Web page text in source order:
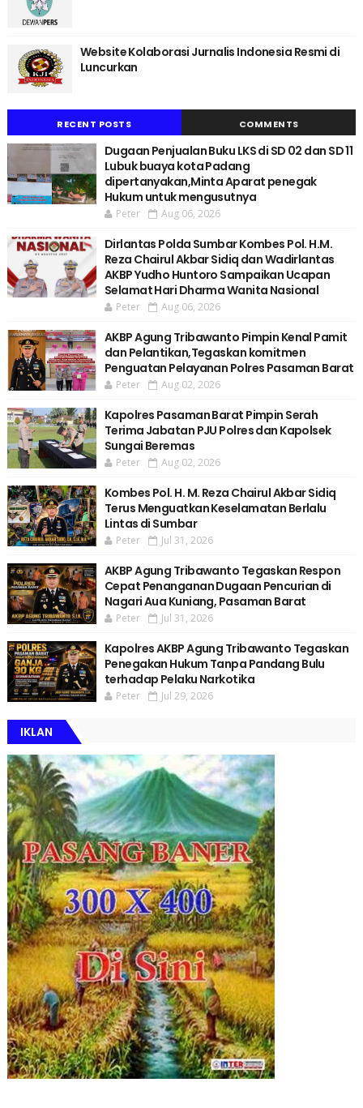
Website Kolaborasi Jurnalis Indonesia Resmi di
Luncurkan
RECENT POSTS COMMENTS
Dugaan Penjualan Buku LKS di SD 02 dan SD 11
Lubuk buaya kota Padang
dipertanyakan,Minta Aparat penegak
Hukum untuk mengusutnya
Peter Aug 06, 2026
Dirlantas Polda Sumbar Kombes Pol. H.M.
Reza Chairul Akbar Sidiq dan Wadirlantas
AKBP Yudho Huntoro Sampaikan Ucapan
Selamat Hari Dharma Wanita Nasional
Peter Aug 06, 2026
AKBP Agung Tribawanto Pimpin Kenal Pamit
dan Pelantikan,Tegaskan komitmen
Penguatan Pelayanan Polres Pasaman Barat
Peter Aug 02, 2026
Kapolres Pasaman Barat Pimpin Serah
Terima Jabatan PJU Polres dan Kapolsek
Sungai Beremas
Peter Aug 02, 2026
Kombes Pol. H. M. Reza Chairul Akbar Sidiq
Terus Menguatkan Keselamatan Berlalu
Lintas di Sumbar
Peter Jul 31, 2026
AKBP Agung Tribawanto Tegaskan Respon
Cepat Penanganan Dugaan Pencurian di
Nagari Aua Kuniang, Pasaman Barat
Peter Jul 31, 2026
Kapolres AKBP Agung Tribawanto Tegaskan
Penegakan Hukum Tanpa Pandang Bulu
terhadap Pelaku Narkotika
Peter Jul 29, 2026
IKLAN